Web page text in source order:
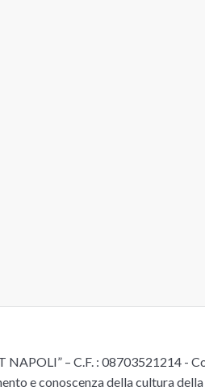
– C.F. : 08703521214 -
e conoscenza della cultura